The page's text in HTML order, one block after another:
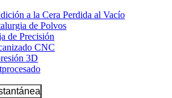
a la Cera Perdida al Vacío
de Polvos
de Precisión
CNC
3D